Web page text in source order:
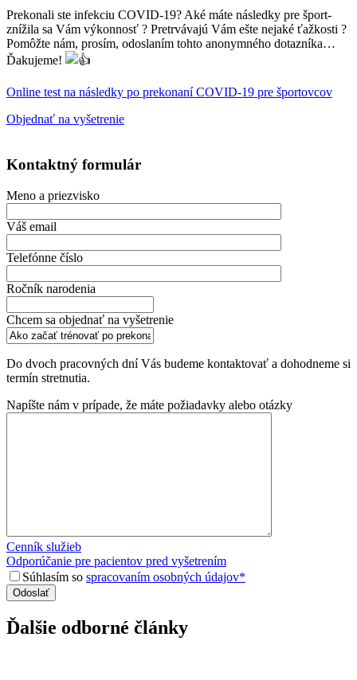
Prekonali ste infekciu COVID-19? Aké máte následky pre šport-
znížila sa Vám výkonnosť ? Pretrvávajú Vám ešte nejaké ťažkosti ?
Pomôžte nám, prosím, odoslaním tohto anonymného dotazníka…
Ďakujeme!
Online test na následky po prekonaní COVID-19 pre športovcov
Objednať na vyšetrenie
Kontaktný formulár
Meno a priezvisko
Váš email
Telefónne číslo
Ročník narodenia
Chcem sa objednať na vyšetrenie
Do dvoch pracovných dní Vás budeme kontaktovať a dohodneme si
termín stretnutia.
Napíšte nám v prípade, že máte požiadavky alebo otázky
Cenník služieb
Odporúčanie pre pacientov pred vyšetrením
Súhlasím so spracovaním osobných údajov*
Ďalšie odborné články